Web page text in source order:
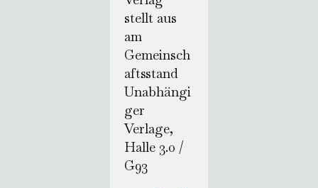
stellt aus
am
Gemeinsch
aftsstand
Unabhängi
ger
Verlage,
Halle 3.0 /
G93